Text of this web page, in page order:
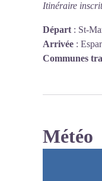
Itinéraire
Départ : St-
Arrivée :
Communes
Météo